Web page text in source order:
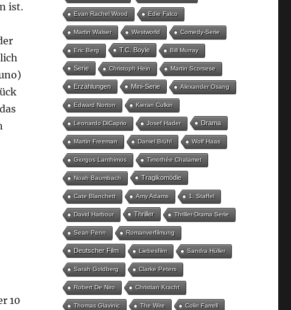
ist.
10
Evan Rachel Wood Edie Falco
Martin Walser Westworld Comedy-Serie
Eric Berg T.C. Boyle Bill Murray
Serie Christoph Hein Martin Scorsese
Erzählungen Mini-Serie Alexander Osang
Edward Norton Kieran Culkin
Leonardo DiCaprio Josef Hader Drama
Martin Freeman Daniel Brühl Wolf Haas
Giorgos Lanthimos Timothée Chalamet
Noah Baumbach Tragikomödie
Cate Blanchett Amy Adams 1. Staffel
David Harbour Thriller Thriller-Drama Serie
Sean Penn Romanverfilmung
Deutscher Film Liebesfilm Sandra Hüller
Sarah Goldberg Clarke Peters
Robert De Niro Christian Kracht
Thomas Glavinic The Wire Colin Farrell